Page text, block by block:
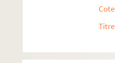
Cote
Titre
Planche 40
Planche 41
Planche 43